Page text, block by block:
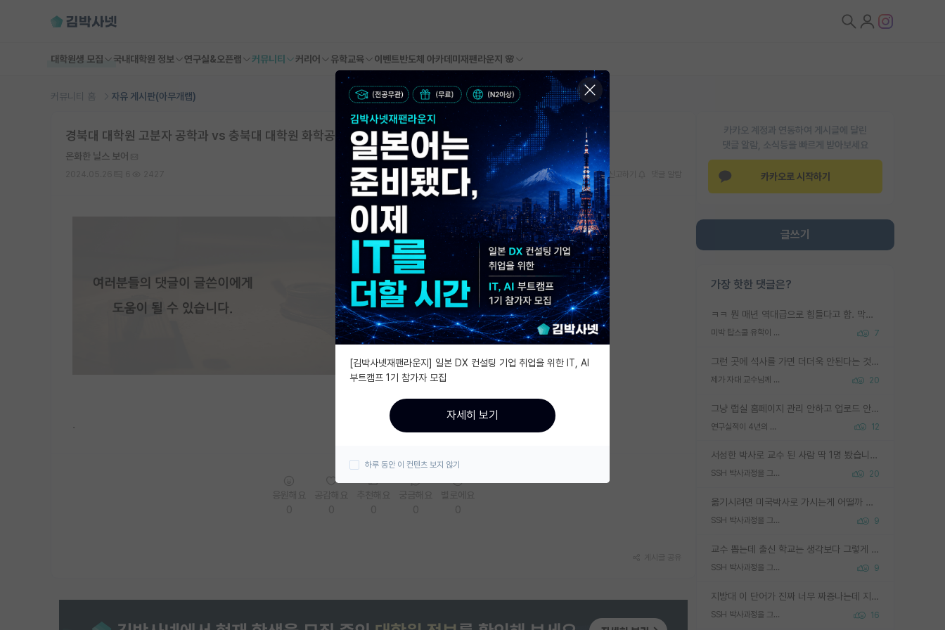
대학원생 모집 국내대학원 정보 연구실&오픈랩 커뮤니티 커리어 유학교육 이벤트반도체 아카데미 재팬라운지 🌸
커뮤니티 홈 자유 게시판(아무개랩)
카카오 계정과 연동하여 게시글에 달린
댓글 알람, 소식등을 빠르게 받아보세요
카카오로 시작하기
글쓰기
가장 핫한 댓글은?
ㅋㅋ 뭔 매년 역대급으로 힘들다고 함. 막상 보면 별로 변한건 없음.
미박 탑스쿨 유학이 빡세진 이유 7
그런 곳에 석사를 가면 더더욱 안된다는 것을 깨달으시면 된겁니다!
제가 자대 교수님께 무례하게 행동한 걸까요? 20
그냥 랩실 홈페이지 관리 안하고 업로드 안한거 아님?
연구실적이 4년의 공백이 있는거 어떻게 생각하냐 12
서성한 박사로 교수 된 사람 딱 1명 봤습니다. 근데 지방대 박사로 교수된 거는 기적이 일어나야되요. 서성한 학부부터여도 빡센게 교수임용일텐데 지방대박사로 무슨 교수가 되나요...... 중소기업/중견기업 팀장급/연구소장급이나 될거 같네요.
SSH 박사과정을 그만두고 지방대 박사로 옮기면 교수의 꿈은 끝일까요? 20
옮기시려면 미국박사로 가시는게 어떨까 싶네요. 교수가 꿈이면 미국박사 하고 미국교수 까지 같이 노리시는게 기회가 많지 않을까요?
SSH 박사과정을 그만두고 지방대 박사로 옮기면 교수의 꿈은 끝일까요? 9
교수 뽑는데 출신 학교는 생각보다 그렇게 안 봄. 앞으로는 더 안 보게 될거임. 박사는 어디서 진행해도 됨. 단, 제대로 쌓고 좋은 실적 만들 수 있다면. 그런데 지방대는 그럴 가능성이 지극히 낮음. 나만 열심히 잘 하면 된다? 인간은 주변 환경에 지배되는 나약한 존재임. 주변의 지방대 대학원생과 섞이고 지방 특유의 여유로움 또는 나쁘게 얘기해서 나태함에 젖어 살다보면 교수의 꿈 자체를 잊어버리게 될 가능성도 있음. 주변 환경이 70~80%임.
SSH 박사과정을 그만두고 지방대 박사로 옮기면 교수의 꿈은 끝일까요? 9
지방대 이 단어가 진짜 너무 짜증나는데 지방대면 다 그냥 쓰레기인가요? 무슨 말 같지도 않은 댓글들이 있는건지??? 지방에도 충분히 좋은 대학 많고 충분히 잘하는 교수님들 많습니다 포항공대 4개 IST 대표 지거국들 여기 모두 다 지방에 있고 여기 출신들 중에 교수하는 분들 적지 않습니다 지거국 출신이 무슨 교수를 하냐?라고 생각할 사람들 많은데 상위 대표 지거국에 아웃라이어들 많습니다 결국 개인의 연구역량과 실적이 중요합니다 이 역량을 펼치는데 있어서 지도교수와의 합도 중요합니다. 그리고 경력이 필요하면 해외포닥까지 다녀오세요
SSH 박사과정을 그만두고 지방대 박사로 옮기면 교수의 꿈은 끝일까요? 16
경북대 대학원 고분자 공학과 vs 충북대 대학원 화학공학과
온화한 닐스 보어
스크랩 신고하기
.
[김박사넷재팬라운지] 일본 DX 컨설팅 기업 취업을 위한 IT, AI
부트캠프 1기 참가자 모집
자세히 보기
하루 동안 이 컨텐츠 보지 않기